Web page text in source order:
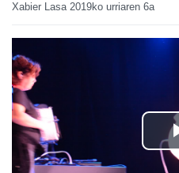
Xabier Lasa 2019ko urriaren 6a